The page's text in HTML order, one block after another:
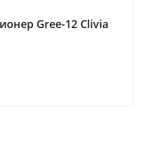
Gree-12 Clivia